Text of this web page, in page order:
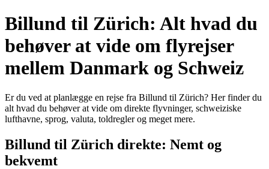
Billund til Zürich: Alt hvad du
behøver at vide om flyrejser
mellem Danmark og Schweiz
Er du ved at planlægge en rejse fra Billund til Zürich? Her finder du
alt hvad du behøver at vide om direkte flyvninger, schweiziske
lufthavne, sprog, valuta, toldregler og meget mere.
Billund til Zürich direkte: Nemt og
bekvemt